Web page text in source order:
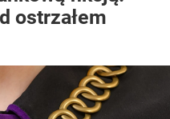
ostrzałem